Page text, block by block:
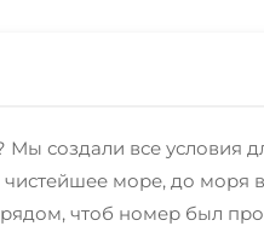
все условия
море, до моря
чтоб номер был